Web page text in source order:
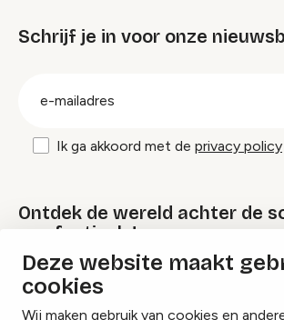
Deze website maakt
cookies
Wij maken gebruik van cookies en
Schrijf je in voor onze
Ik ga akkoord met de privacy policy
Ontdek de wereld achter de
van festivals!
Lees onze Festival Specials